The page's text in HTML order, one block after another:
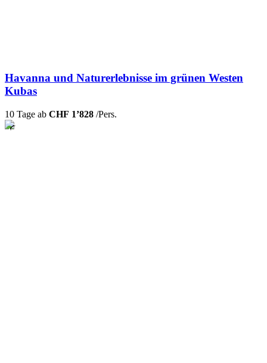
Havanna und Naturerlebnisse im grünen Westen
Kubas
10 Tage ab CHF 1’828 /Pers.